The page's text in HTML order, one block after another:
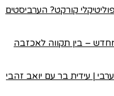
קורקט? הערביסטים
– בין תקווה לאכזבה
| עידית בר עם יואב זהבי